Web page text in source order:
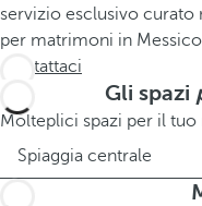
servizio esclusivo
per matrimoni in
Contattaci
Gli spazi
Molteplici spazi per il
Spiaggia centrale